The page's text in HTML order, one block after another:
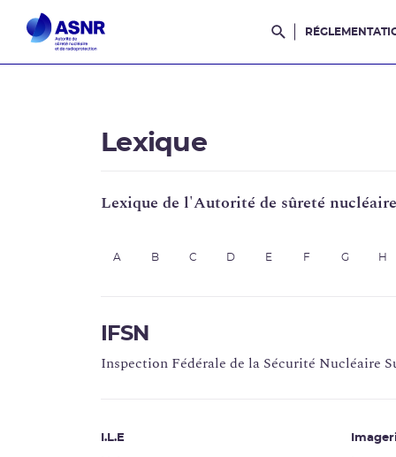
Rechercher dans
Lexique
Lexique de l'Autorité de sûreté nucléaire
A B C D E F G H
IFSN
Inspection Fédérale de la Sécurité Nucléaire
I.L.E